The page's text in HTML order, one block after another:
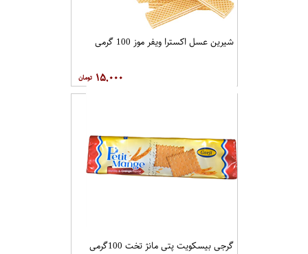
شیرین عسل اکسترا ویفر موز 100 گرمی
۱۵,۰۰۰
گرجی بیسکویت پتی مانژ تخت 100گرمی